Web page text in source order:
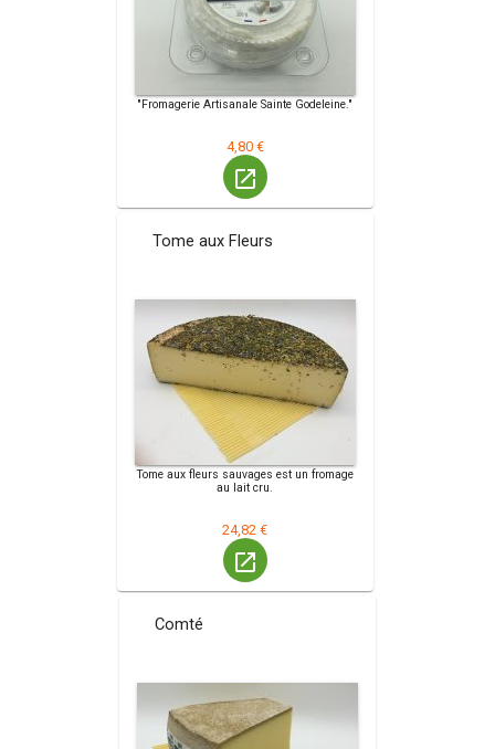
"Fromagerie Artisanale Sainte Godeleine."
4,80 €
launch
Tome aux Fleurs
Tome aux fleurs sauvages est un fromage
au lait cru.
24,82 €
launch
Comté